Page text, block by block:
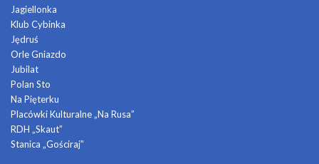
Jagiellonka
Klub Cybinka
Jędruś
Orle Gniazdo
Jubilat
Polan Sto
Na Pięterku
Placówki Kulturalne „Na Rusa”
RDH „Skaut”
Stanica „Gościraj”